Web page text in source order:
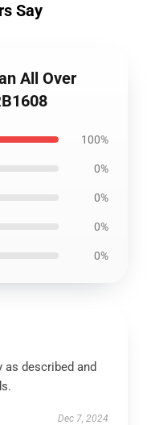
Say
All Over
100%
0%
0%
0%
0%
described and
Dec 7, 2024